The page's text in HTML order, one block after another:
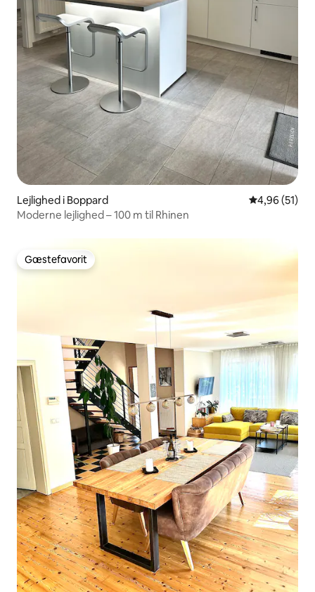
Lejlighed i Boppard 4,96 ud af 5
4,96 (51)
Moderne lejlighed – 100 m til Rhinen
Gæstefavorit
Gæstefavorit